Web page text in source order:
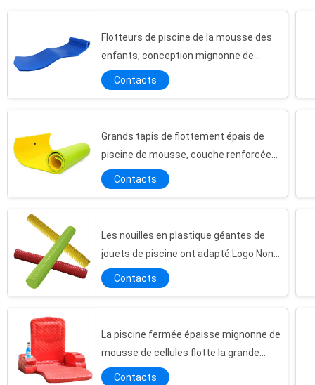
Flotteurs de piscine de la mousse des
enfants, conception mignonne de
cellules d'Aqua Cell Pool Float Closed
Contacts
Grands tapis de flottement épais de
piscine de mousse, couche renforcée
stable UV de protection de l'eau de
mousse
Contacts
Les nouilles en plastique géantes de
jouets de piscine ont adapté Logo Non
Absorbent aux besoins du client
Contacts
La piscine fermée épaisse mignonne de
mousse de cellules flotte la grande
capacité de charge avec des supports
Contacts